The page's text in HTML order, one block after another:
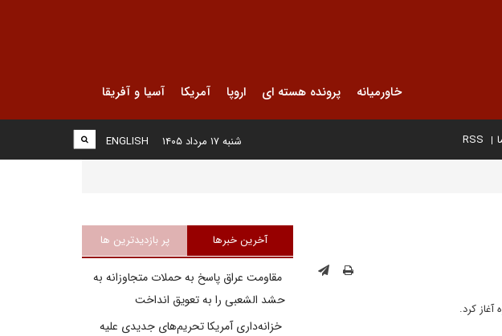
خاورمیانه پرونده هسته ای اروپا آمریکا آسیا و آفریقا
RSS
ENGLISH شنبه ۱۷ مرداد ۱۴۰۵
کرد.
آخرین خبرها پر بازدیدترین ها
مقاومت عراق پاسخ به حملات متجاوزانه به
حشد الشعبی را به تعویق انداخت
خزانه‌داری آمریکا تحریم‌های جدیدی علیه